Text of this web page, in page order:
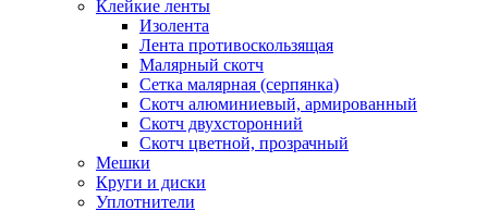
Клейкие ленты
Изолента
Лента противоскользящая
Малярный скотч
Сетка малярная (серпянка)
Скотч алюминиевый, армированный
Скотч двухсторонний
Скотч цветной, прозрачный
Мешки
Круги и диски
Уплотнители